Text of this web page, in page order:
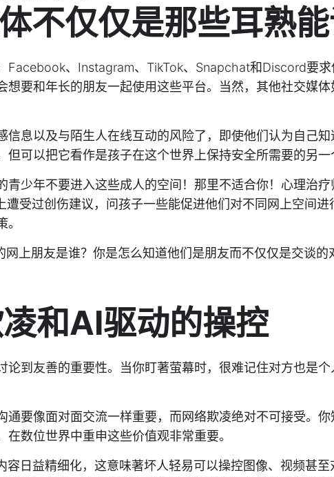
不仅仅是那些耳熟
Facebook、Instagram、TikTok、Snapchat和Discord要
想要和年长的朋友一起使用这些平台。当然，其他社交媒体
信息以及与陌生人在线互动的风险了，即使他们认为自己
可以把它看作是孩子在这个世界上保持安全所需要的另一
青少年不要进入这些成人的空间！那里不适合你！心理治疗
受过创伤建议，问孩子一些能促进他们对不同网上空间进
网上朋友是谁？你是怎么知道他们是朋友而不仅仅是交谈的
和AI驱动的操控
论到友善的重要性。当你盯著萤幕时，很难记住对方也是
通要像面对面交流一样重要，而网络欺凌绝对不可接受。
数位世界中重申这些价值观非常重要。
容日益精细化，这意味著坏人轻易可以操控图像、视频甚